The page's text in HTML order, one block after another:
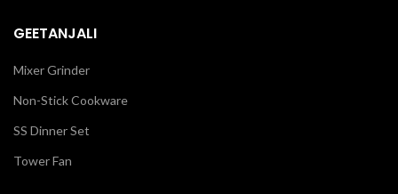
GEETANJALI
Mixer Grinder
Non-Stick Cookware
SS Dinner Set
Tower Fan